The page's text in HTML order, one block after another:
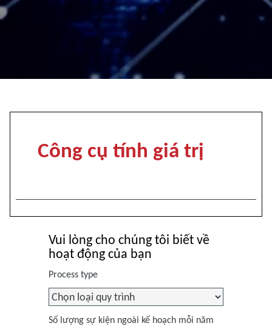
Công cụ tính giá trị
Vui lòng cho chúng tôi biết về
hoạt động của bạn
Process type
Số lượng sự kiện ngoài kế hoạch mỗi năm